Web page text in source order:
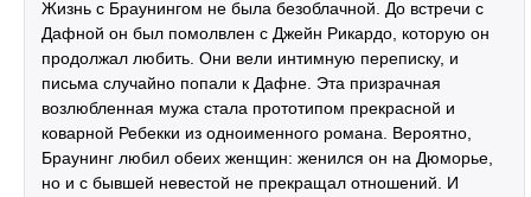
Жизнь с Браунингом не была безоблачной. До встречи с
Дафной он был помолвлен с Джейн Рикардо, которую он
продолжал любить. Они вели интимную переписку, и
письма случайно попали к Дафне. Эта призрачная
возлюбленная мужа стала прототипом прекрасной и
коварной Ребекки из одноименного романа. Вероятно,
Браунинг любил обеих женщин: женился он на Дюморье,
но и с бывшей невестой не прекращал отношений. И